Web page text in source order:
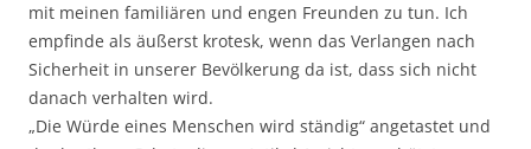
mit meinen familiären und engen Freunden zu tun. Ich
empfinde als äußerst krotesk, wenn das Verlangen nach
Sicherheit in unserer Bevölkerung da ist, dass sich nicht
danach verhalten wird.
„Die Würde eines Menschen wird ständig“ angetastet und